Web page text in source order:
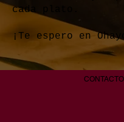
cada plato.
¡Te espero en
CONTACTO